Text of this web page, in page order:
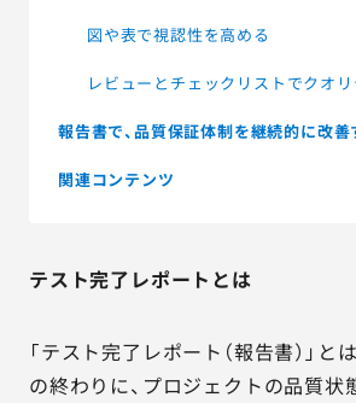
図や表で視認性を高める
レビューとチェックリストでクオ
報告書で、品質保証体制を継続的に改善
関連コンテンツ
テスト完了レポートとは
「テスト完了レポート（報告書）」と
の終わりに、プロジェクトの品質状